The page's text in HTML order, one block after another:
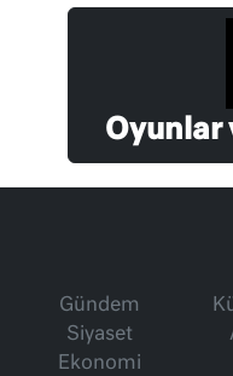
Oyunlar
Gündem
Siyaset
Ekonomi